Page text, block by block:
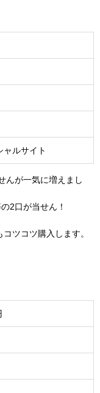
ャルサイト
んが一気に増えまし
2口が当せん！
ツコツ購入します。